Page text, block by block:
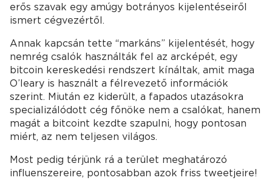
erős szavak egy amúgy botrányos kijelentéseiről
ismert cégvezértől.
Annak kapcsán tette “markáns” kijelentését, hogy
nemrég csalók használták fel az arcképét, egy
bitcoin kereskedési rendszert kínáltak, amit maga
O’leary is használt a félrevezető információk
szerint. Miután ez kiderült, a fapados utazásokra
specializálódott cég főnöke nem a csalókat, hanem
magát a bitcoint kezdte szapulni, hogy pontosan
miért, az nem teljesen világos.
Most pedig térjünk rá a terület meghatározó
influenszereire, pontosabban azok friss tweetjeire!